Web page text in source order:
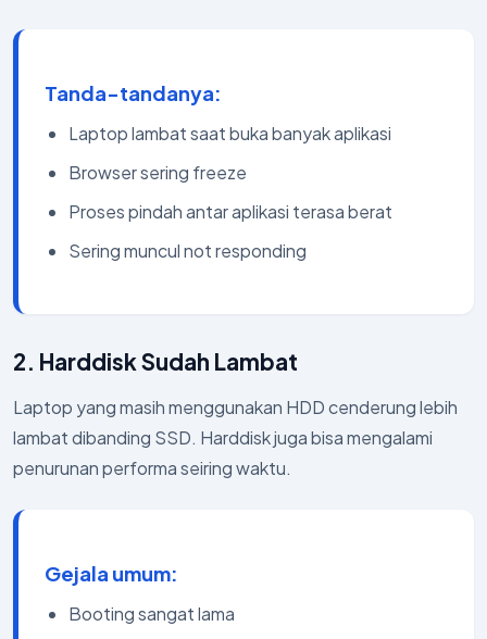
Tanda-tandanya:
Laptop lambat saat buka banyak aplikasi
Browser sering freeze
Proses pindah antar aplikasi terasa berat
Sering muncul not responding
2. Harddisk Sudah Lambat
Laptop yang masih menggunakan HDD cenderung lebih
lambat dibanding SSD. Harddisk juga bisa mengalami
penurunan performa seiring waktu.
Gejala umum:
Booting sangat lama